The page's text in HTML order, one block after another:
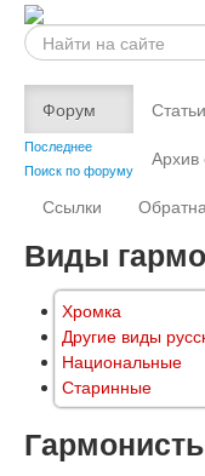
Искать...
Форум
Последнее
Поиск по форуму
Статьи
Архив
Ссылки
Виды
Хромка
Другие виды
Национальные
Старинные